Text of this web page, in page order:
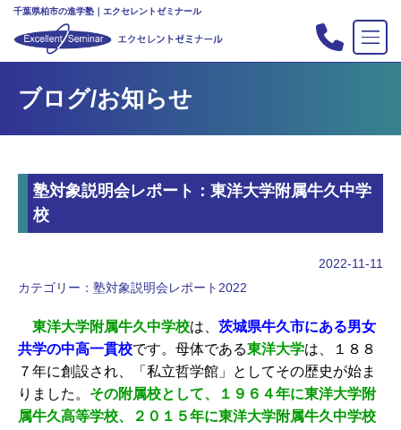
千葉県柏市の進学塾｜エクセレントゼミナール
塾の紹介
合格実績
入会案内
行事
新・主宰のブログ
私立中高リンク集
プライバシーポリシー
お問い合わせ
ブログ/お知らせ
塾対象説明会レポート：東洋大学附属牛久中学
校
2022-11-11
カテゴリー： 塾対象説明会レポート2022
東洋大学附属牛久中学校は、 茨城県牛久市にある男女
共学の中高一貫校です。母体である東洋大学は、１８８
７年に創設され、「私立哲学館」としてその歴史が始ま
りました。 その附属校として、１９６４年に東洋大学附
属牛久高等学校、２０１５年に東洋大学附属牛久中学校